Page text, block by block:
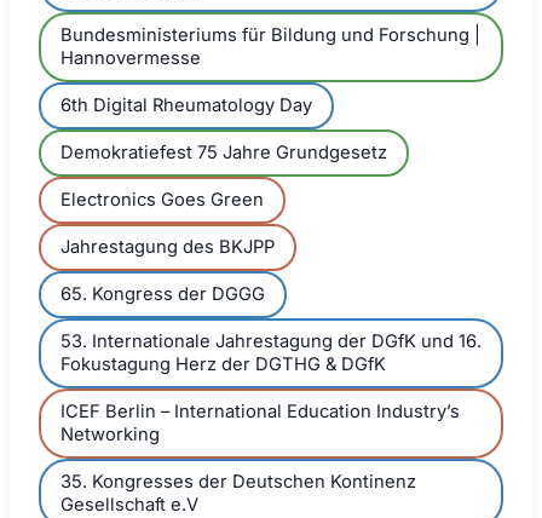
Bundesministeriums für Bildung und Forschung |
Hannovermesse
6th Digital Rheumatology Day
Demokratiefest 75 Jahre Grundgesetz
Electronics Goes Green
Jahrestagung des BKJPP
65. Kongress der DGGG
53. Internationale Jahrestagung der DGfK und 16.
Fokustagung Herz der DGTHG & DGfK
ICEF Berlin – International Education Industry’s
Networking
35. Kongresses der Deutschen Kontinenz
Gesellschaft e.V